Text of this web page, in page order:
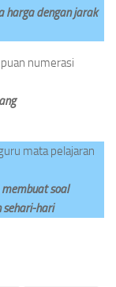
harga dengan jarak
numerasi
mata pelajaran
soal
sehari-hari